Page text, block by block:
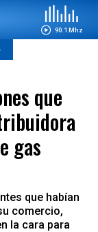
90.1 Mhz
que
gas
que habían
comercio,
la cara para